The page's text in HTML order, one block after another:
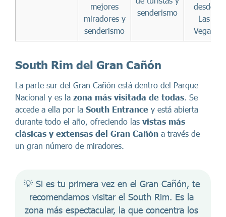
mejores
miradores y
senderismo
senderismo
desde
Las
Vegas
South Rim del Gran Cañón
La parte sur del Gran Cañón está dentro del Parque
Nacional y es la zona más visitada de todas. Se
accede a ella por la South Entrance y está abierta
durante todo el año, ofreciendo las vistas más
clásicas y extensas del Gran Cañón a través de
un gran número de miradores.
💡 Si es tu primera vez en el Gran Cañón, te
recomendamos visitar el South Rim. Es la
zona más espectacular, la que concentra los